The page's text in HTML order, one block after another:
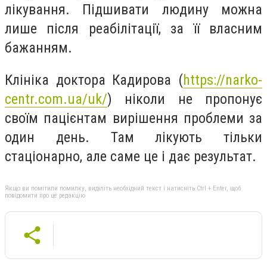
лікування. Підшивати людину можна
лише після реабілітації, за її власним
бажанням.
Клініка доктора Кадирова (https://narko-
centr.com.ua/uk/) ніколи не пропонує
своїм пацієнтам вирішення проблеми за
один день. Там лікують тільки
стаціонарно, але саме це і дає результат.
Якщо ви помітили помилку, виділіть необхідний текст і натисніть Ctrl + Enter, щоб
повідомити про це редакцію